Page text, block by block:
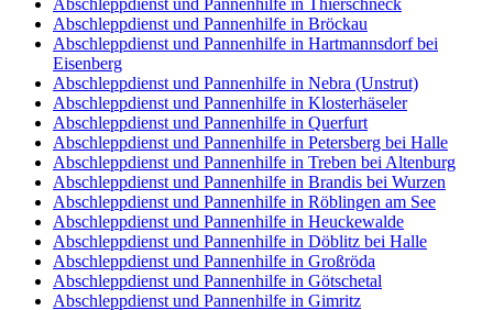
Abschleppdienst und Pannenhilfe in Bröckau
Abschleppdienst und Pannenhilfe in Hartmannsdorf bei
Eisenberg
Abschleppdienst und Pannenhilfe in Nebra (Unstrut)
Abschleppdienst und Pannenhilfe in Klosterhäseler
Abschleppdienst und Pannenhilfe in Querfurt
Abschleppdienst und Pannenhilfe in Petersberg bei Halle
Abschleppdienst und Pannenhilfe in Treben bei Altenburg
Abschleppdienst und Pannenhilfe in Brandis bei Wurzen
Abschleppdienst und Pannenhilfe in Röblingen am See
Abschleppdienst und Pannenhilfe in Heuckewalde
Abschleppdienst und Pannenhilfe in Döblitz bei Halle
Abschleppdienst und Pannenhilfe in Großröda
Abschleppdienst und Pannenhilfe in Götschetal
Abschleppdienst und Pannenhilfe in Gimritz